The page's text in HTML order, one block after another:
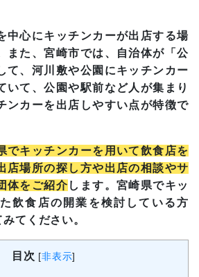
中心にキッチンカーが出店する場
また、宮崎市では、自治体が「公
て、河川敷や公園にキッチンカー
いて、公園や駅前など人が集まり
ンカーを出店しやすい点が特徴で
でキッチンカーを用いて飲食店を
店場所の探し方や出店の相談やサ
体をご紹介 します。宮崎県でキッ
飲食店の開業を検討している方
てください。
目次 [非表示]